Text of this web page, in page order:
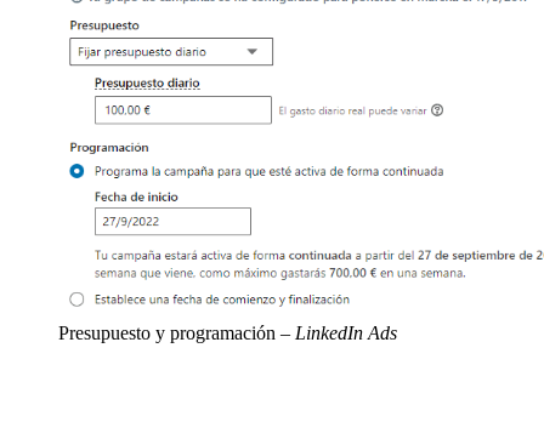
Presupuesto y programación – LinkedIn Ads